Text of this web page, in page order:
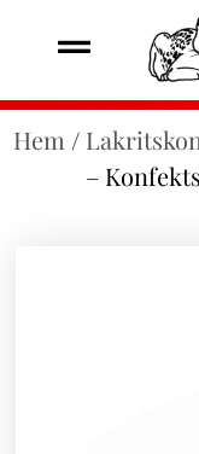
Hem /
–